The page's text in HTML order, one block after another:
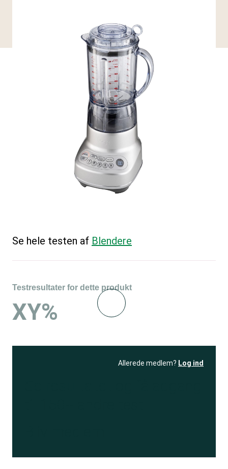
Se hele testen af Blendere
Testresultater for dette produkt
XY%
Allerede medlem? Log ind